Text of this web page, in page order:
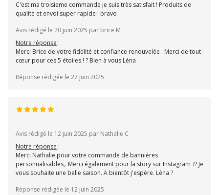
C'est ma troisieme commande je suis très satisfait ! Produits de
qualité et envoi super rapide ! bravo
Avis rédigé le 20 juin 2025 par brice M
Notre réponse :
Merci Brice de votre fidélité et confiance renouvelée . Merci de tout
cœur pour ces 5 étoiles ! ? Bien à vous Léna
Réponse rédigée le 27 juin 2025
Avis rédigé le 12 juin 2025 par Nathalie C
Notre réponse :
Merci Nathalie pour votre commande de bannières
personnalisables,. Merci également pour la story sur Instagram ?? Je
vous souhaite une belle saison. A bientôt j'espère. Léna ?
Réponse rédigée le 12 juin 2025